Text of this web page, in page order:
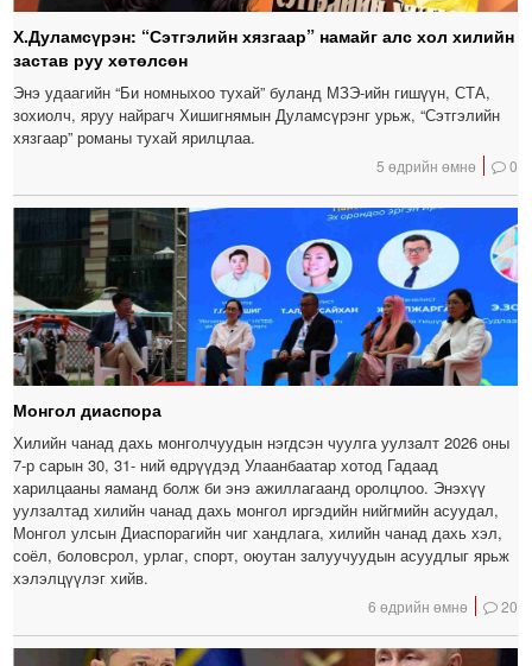
Х.Дуламсүрэн: “Сэтгэлийн хязгаар” намайг алс хол хилийн
застав руу хөтөлсөн
Энэ удаагийн “Би номныхоо тухай” буланд МЗЭ-ийн гишүүн, СТА,
зохиолч, яруу найрагч Хишигнямын Дуламсүрэнг урьж, “Сэтгэлийн
хязгаар” романы тухай ярилцлаа.
5 өдрийн өмнө 0
Монгол диаспора
Хилийн чанад дахь монголчуудын нэгдсэн чуулга уулзалт 2026 оны
7-р сарын 30, 31- ний өдрүүдэд Улаанбаатар хотод Гадаад
харилцааны яаманд болж би энэ ажиллагаанд оролцлоо. Энэхүү
уулзалтад хилийн чанад дахь монгол иргэдийн нийгмийн асуудал,
Монгол улсын Диаспорагийн чиг хандлага, хилийн чанад дахь хэл,
соёл, боловсрол, урлаг, спорт, оюутан залуучуудын асуудлыг ярьж
хэлэлцүүлэг хийв.
6 өдрийн өмнө 20